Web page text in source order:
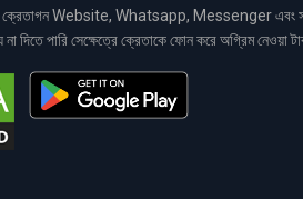
ক্রেতাগন Website, Whatsapp, Messenger এবং
না দিতে পারি সেক্ষেত্রে ক্রেতাকে ফোন করে অগ্রিম